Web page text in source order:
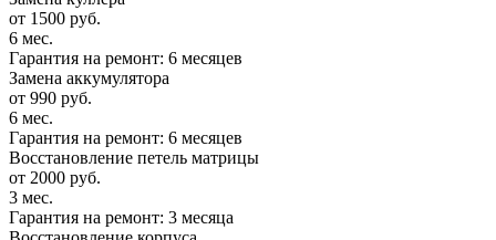
от 1500 руб.
6 мес.
Гарантия на ремонт: 6 месяцев
Замена аккумулятора
от 990 руб.
6 мес.
Гарантия на ремонт: 6 месяцев
Восстановление петель матрицы
от 2000 руб.
3 мес.
Гарантия на ремонт: 3 месяца